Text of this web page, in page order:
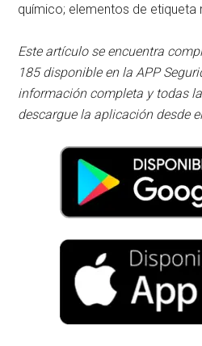
químico; elementos de etiqueta
Este artículo se encuentra
185 disponible en la APP
información completa y todas
descargue la aplicación desde